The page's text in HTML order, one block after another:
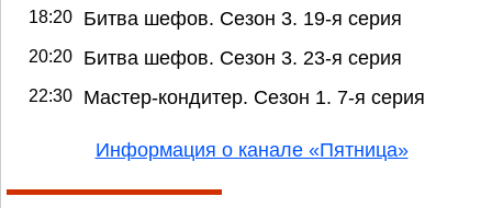
18:20 Битва шефов. Сезон 3. 19-я серия
20:20 Битва шефов. Сезон 3. 23-я серия
22:30 Мастер-кондитер. Сезон 1. 7-я серия
Информация о канале «Пятница»